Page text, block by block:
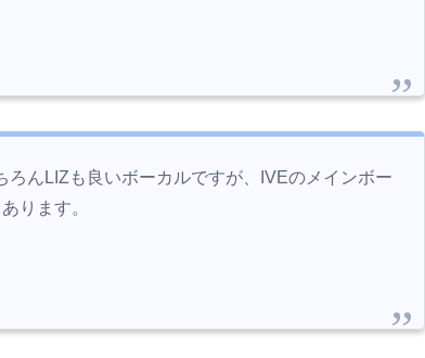
んLIZも良いボーカルですが、IVEのメインボー
ります。